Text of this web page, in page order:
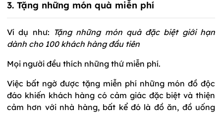
3. Tặng những món quà miễn phí
Ví dụ như: Tặng những món quà đặc biệt giới hạn
dành cho 100 khách hàng đầu tiên
Mọi người đều thích những thứ miễn phí.
Việc bất ngờ được tặng miễn phí những món đồ độc
đáo khiến khách hàng có cảm giác đặc biệt và thiện
cảm hơn với nhà hàng, bất kể đó là đồ ăn, đồ uống